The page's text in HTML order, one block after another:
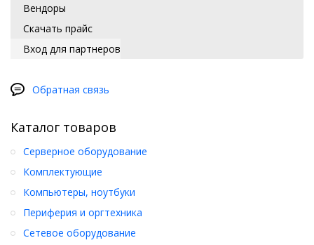
Вендоры
Скачать прайс
Вход для партнеров
Обратная связь
Каталог товаров
Серверное оборудование
Комплектующие
Компьютеры, ноутбуки
Периферия и оргтехника
Сетевое оборудование